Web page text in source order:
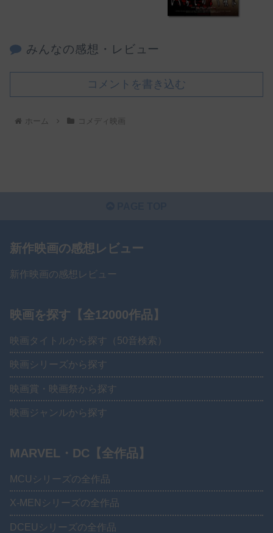
みんなの感想・レビュー
コメントを書き込む
ホーム コメディ映画
新作映画の感想レビュー
新作映画の感想レビュー
映画を探す【全12000作品】
映画タイトルから探す（50音検索）
映画シリーズから探す
映画賞・映画祭から探す
映画ジャンルから探す
MARVEL・DC【全作品】
MCUシリーズの全作品
X-MENシリーズの全作品
DCEUシリーズの全作品